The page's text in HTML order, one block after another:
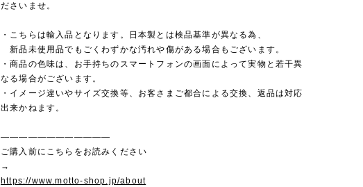
ださいませ。
・こちらは輸入品となります。日本製とは検品基準が異なる為、
新品未使用品でもごくわずかな汚れや傷がある場合もございます。
・商品の色味は、お手持ちのスマートフォンの画面によって実物と若干異
なる場合がございます。
・イメージ違いやサイズ交換等、お客さまご都合による交換、返品は対応
出来かねます。
————————————
ご購入前にこちらをお読みください
→
https://www.motto-shop.jp/about